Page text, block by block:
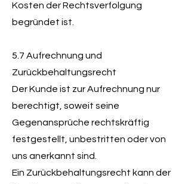
Kosten der Rechtsverfolgung
begründet ist.
5.7 Aufrechnung und
Zurückbehaltungsrecht
Der Kunde ist zur Aufrechnung nur
berechtigt, soweit seine
Gegenansprüche rechtskräftig
festgestellt, unbestritten oder von
uns anerkannt sind.
Ein Zurückbehaltungsrecht kann der